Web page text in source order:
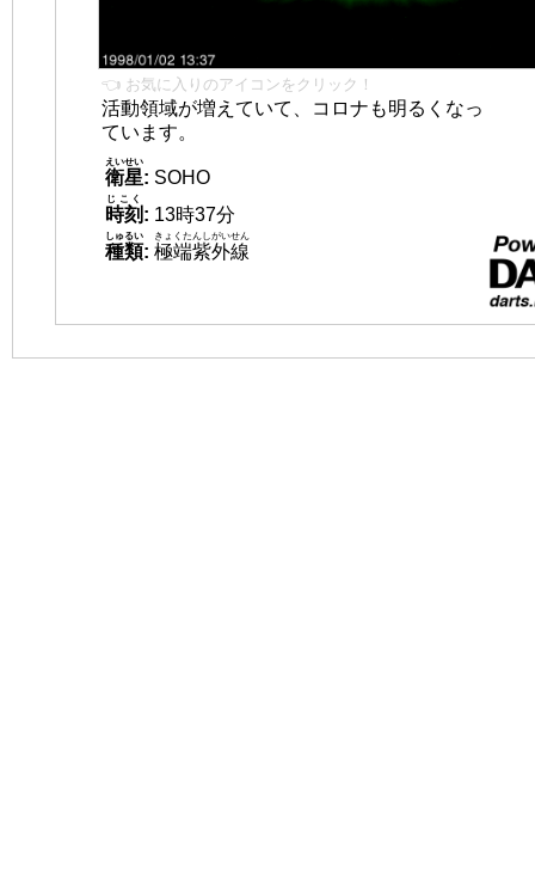
👈 お気に入りのアイコンをクリック！
活動領域が増えていて、コロナも明るくなっ
ています。
衛星
えいせい
: SOHO
時刻
じこく
: 13時37分
種類
しゅるい
: 極端紫外線
きょくたんしがいせん